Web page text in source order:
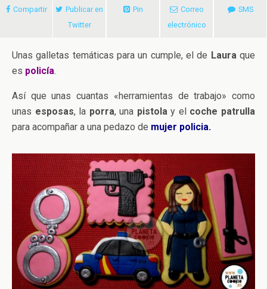
Compartir
Publicar en
Twitter
Pin
Correo
electrónico
SMS
Unas galletas temáticas para un cumple, el de Lauraque
es policía.
Así que unas cuantas «herramientas de trabajo» como
unas esposas, la porra, una pistolay el coche patrulla
para acompañar a una pedazo de mujer policia.